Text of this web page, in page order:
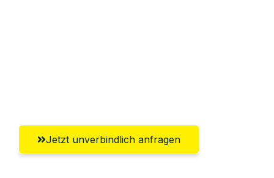
Jetzt unverbindlich anfragen